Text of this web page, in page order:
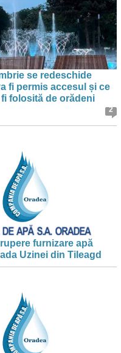
se redeschide
fi permis accesul și ce
folosită de orădeni
2
furnizare apă
Uzinei din Tileagd